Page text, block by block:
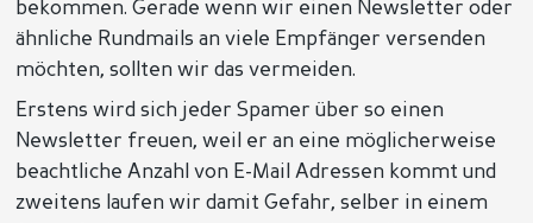
bekommen. Gerade wenn wir einen Newsletter oder
ähnliche Rundmails an viele Empfänger versenden
möchten, sollten wir das vermeiden.
Erstens wird sich jeder Spamer über so einen
Newsletter freuen, weil er an eine möglicherweise
beachtliche Anzahl von E-Mail Adressen kommt und
zweitens laufen wir damit Gefahr, selber in einem